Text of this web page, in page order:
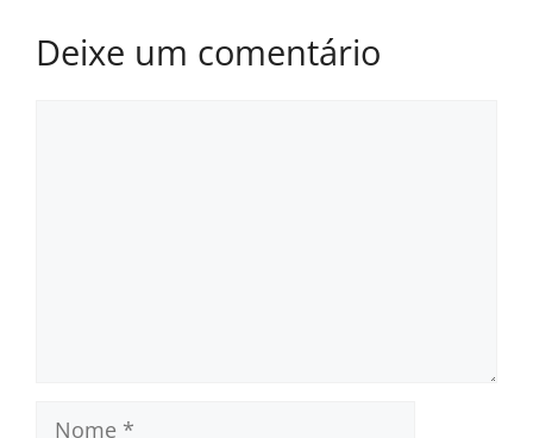
Deixe um comentário